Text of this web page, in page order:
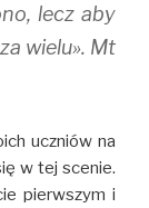
lecz aby
wielu». Mt
uczniów na
w tej scenie.
pierwszym i